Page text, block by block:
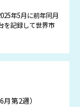
年5月に前年同月
を記録して世界市
第2週）